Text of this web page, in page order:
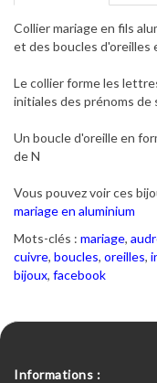
Collier mariage en fils
et des boucles d'oreilles
Le collier forme les
initiales des prénoms de
Un boucle d'oreille en
de N
Vous pouvez voir ces
mariage en aluminium
Mots-clés : mariage,
cuivre, boucles, oreilles,
bijoux, facebook
Informations :